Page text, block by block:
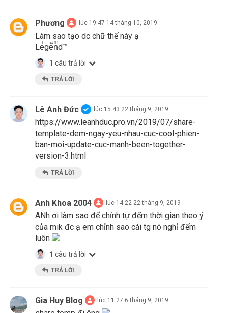
Phương lúc 19:47 14 tháng 10, 2019
Làm sao tạo dc chữ thế này ạ
Leͥgeͣnͫd™
1 câu trả lời
TRẢ LỜI
Lê Anh Đức lúc 15:43 22 tháng 9, 2019
https://www.leanhduc.pro.vn/2019/07/share-
template-dem-ngay-yeu-nhau-cuc-cool-phien-
ban-moi-update-cuc-manh-been-together-
version-3.html
TRẢ LỜI
Anh Khoa 2004 lúc 14:22 22 tháng 9, 2019
ANh ơi làm sao để chỉnh tự đếm thời gian theo ý
của mik đc ạ em chỉnh sao cái tg nó nghỉ đếm
luôn
1 câu trả lời
TRẢ LỜI
Gia Huy Blog lúc 11:27 6 tháng 9, 2019